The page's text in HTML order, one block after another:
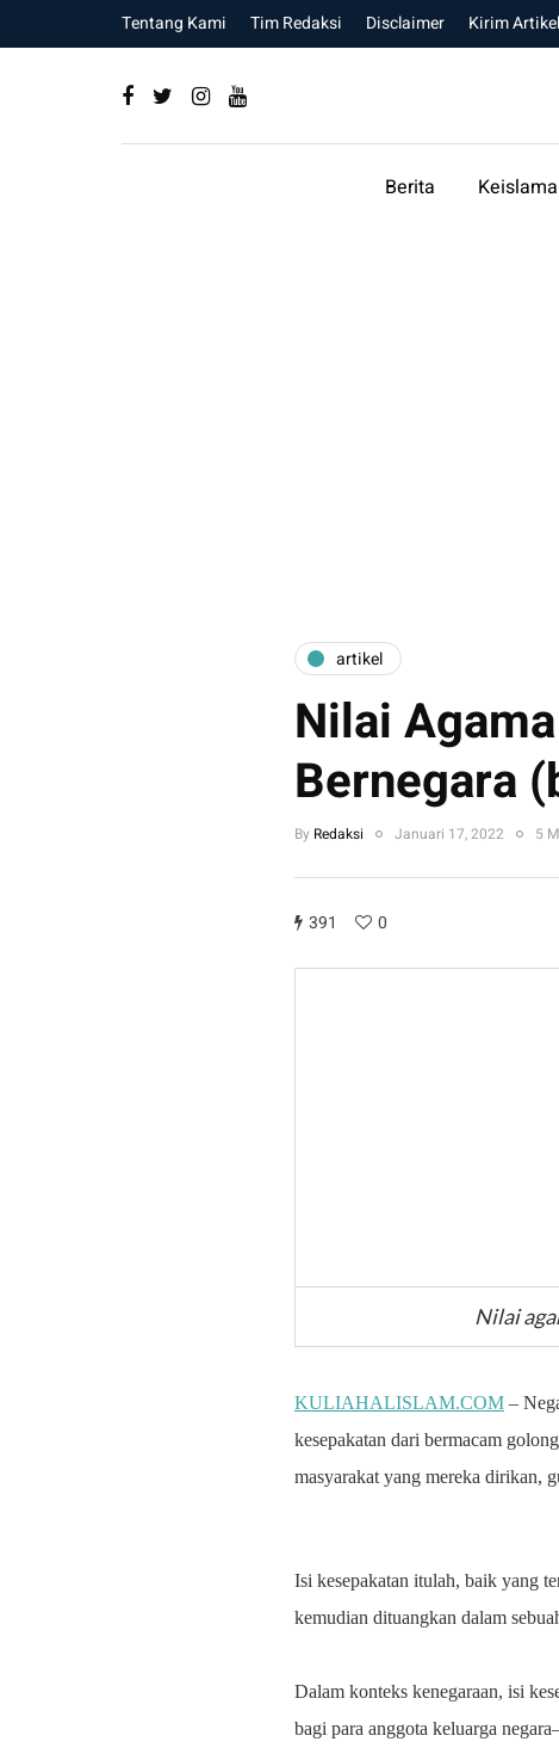
Tentang Kami Tim Redaksi Disclaimer Kirim Artikel
Berita
artikel
Nilai
Bernegara
By Redaksi Januari 17, 2022 5
391 0
Nilai
KULIAHALISLAM.COM –
kesepakatan dari bermacam
masyarakat yang mereka dirikan,
Isi kesepakatan itulah, baik yang
kemudian dituangkan dalam
Dalam konteks kenegaraan, isi
bagi para anggota keluarga